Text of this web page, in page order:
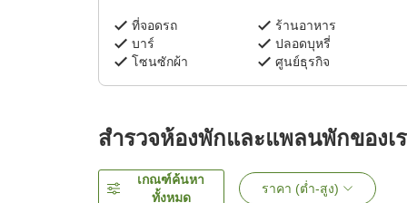
ที่จอดรถ
ร้านอาหาร
บาร์
ปลอดบุหรี่
โซนซักผ้า
ศูนย์ธุรกิจ
สำรวจห้องพักและแพลนพักของเ
เกณฑ์ค้นหา
ทั้งหมด
ราคา (ต่ำ-สูง)